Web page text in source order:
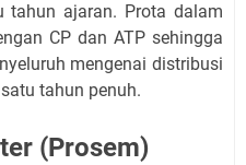
tahun ajaran. Prota dalam
CP dan ATP sehingga
mengenai distribusi
tahun penuh.
(Prosem)